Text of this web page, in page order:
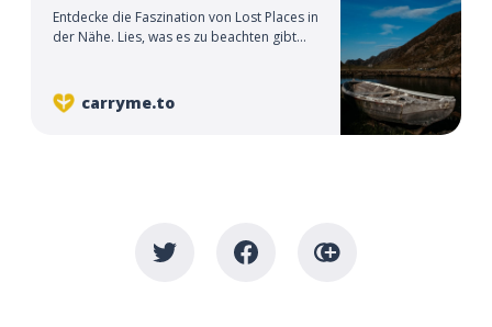
Entdecke die Faszination von Lost Places in
der Nähe. Lies, was es zu beachten gibt
carryme.to